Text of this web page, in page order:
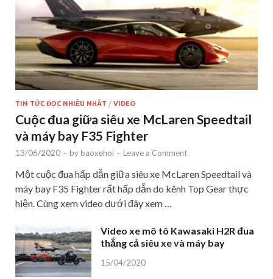
TIN TỨC ĐỌC NHIỀU NHẤT / VIDEO
Cuộc đua giữa siêu xe McLaren Speedtail
và máy bay F35 Fighter
13/06/2020 - by baoxehoi - Leave a Comment
Một cuộc đua hấp dẫn giữa siêu xe McLaren Speedtail và
máy bay F35 Fighter rất hấp dẫn do kênh Top Gear thực
hiện. Cùng xem video dưới đây xem …
Video xe mô tô Kawasaki H2R đua
thắng cả siêu xe và máy bay
15/04/2020